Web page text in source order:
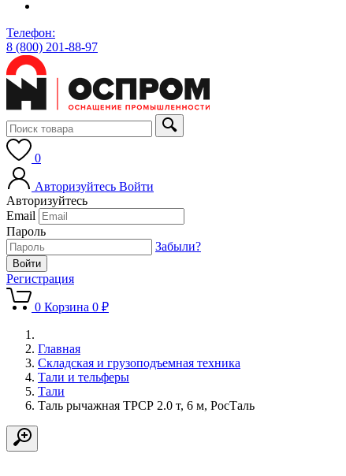
Телефон:
8 (800) 201-88-97
0
Авторизуйтесь Войти
Авторизуйтесь
Email
Пароль
Забыли?
Регистрация
0 Корзина 0 ₽
Главная
Складская и грузоподъемная техника
Тали и тельферы
Тали
Таль рычажная ТРСР 2.0 т, 6 м, РосТаль